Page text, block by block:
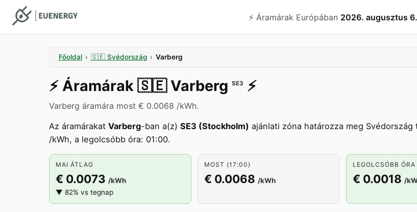
⚡️ Áramárak Európában 2026. augusztus
Főoldal › 🇸🇪 Svédország › Varberg
⚡️ Áramárak 🇸🇪 Varberg SE3 ⚡️
Varberg áramára most € 0.0068 /kWh.
Az áramárakat Varberg-ban a(z) SE3 (Stockholm) ajánlati zóna határozza meg
/kWh, a legolcsóbb óra: 01:00.
MAI ÁTLAG
€ 0.0073 /kWh
▼ 82% vs tegnap
MOST (17:00)
€ 0.0068 /kWh
LEGOLCSÓBB
€ 0.0018 /